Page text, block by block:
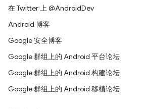
在 Twitter 上 @AndroidDev
Android 博客
Google 安全博客
Google 群组上的 Android 平台论坛
Google 群组上的 Android 构建论坛
Google 群组上的 Android 移植论坛